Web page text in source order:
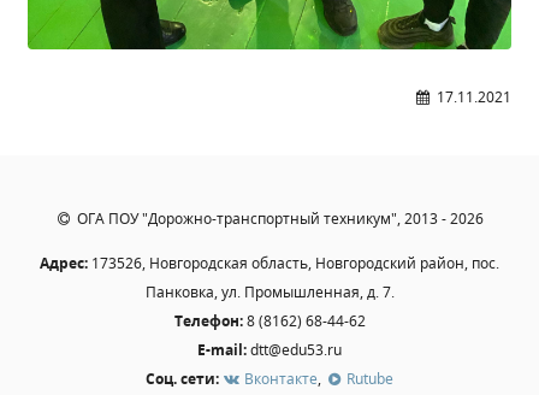
17.11.2021
ОГА ПОУ "Дорожно-транспортный техникум", 2013 - 2026
Адрес: 173526, Новгородская область, Новгородский район, пос.
Панковка, ул. Промышленная, д. 7.
Телефон:8 (8162) 68-44-62
E-mail:dtt@edu53.ru
Соц. сети:
Вконтакте, Rutube